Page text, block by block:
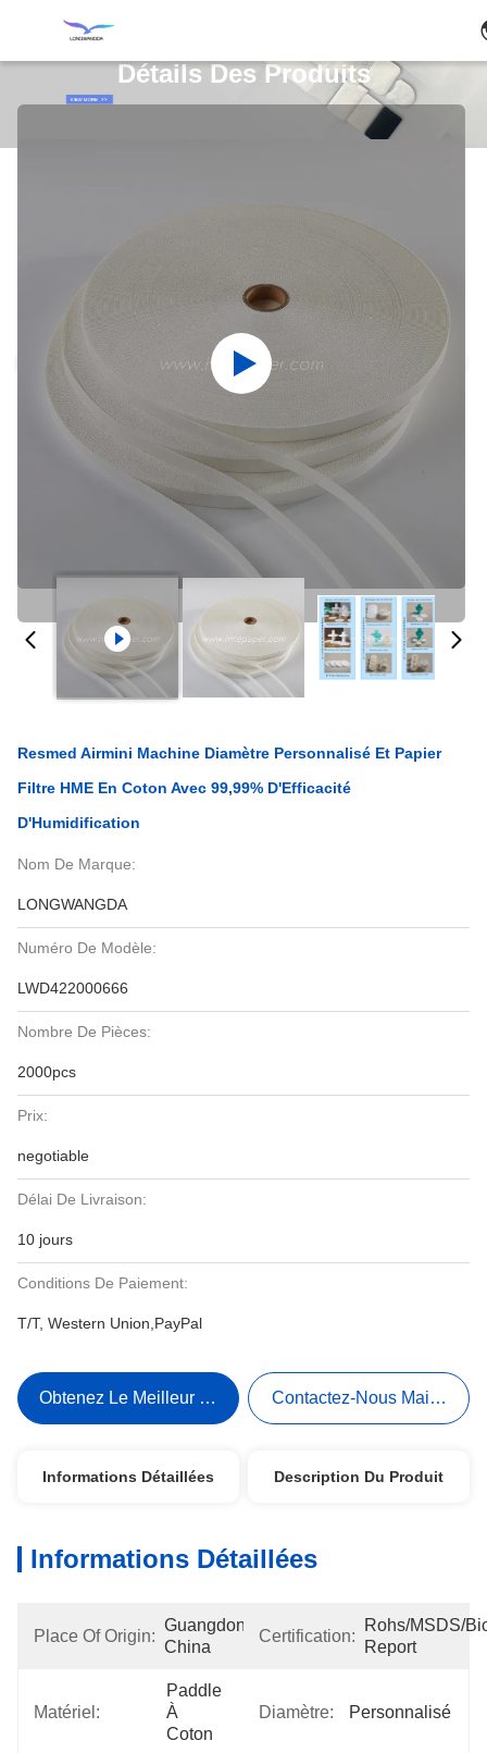
Détails Des Produits
Resmed Airmini Machine Diamètre Personnalisé Et Papier
Filtre HME En Coton Avec 99,99% D'Efficacité
D'Humidification
Nom De Marque:
LONGWANGDA
Numéro De Modèle:
LWD422000666
Nombre De Pièces:
2000pcs
Prix:
negotiable
Délai De Livraison:
10 jours
Conditions De Paiement:
T/T, Western Union,PayPal
Obtenez Le Meilleur Prix Contactez-Nous Maintenant
Informations Détaillées Description Du Produit
Informations Détaillées
Place Of Origin:
Guangdong,
China
Certification:
Rohs/MSDS/
Report
Matériel:
Paddle
À
Coton
Diamètre: Personnalisé